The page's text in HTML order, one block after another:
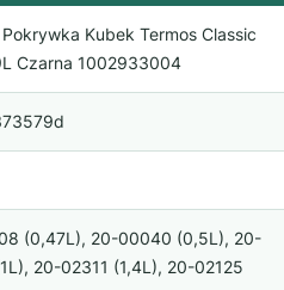
Kubek Termos Classic
Czarna 1002933004
(0,47L), 20-00040 (0,5L), 20-
20-02311 (1,4L), 20-02125